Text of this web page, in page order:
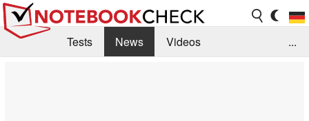
Tests News
Videos
...